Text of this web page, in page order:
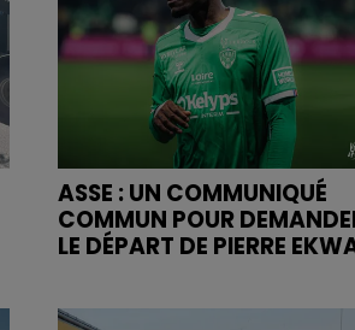
ASSE : UN COMMUNIQUÉ
COMMUN POUR
LE DÉPART DE PIERRE